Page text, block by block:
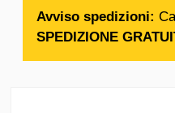
Avviso spedizioni:
SPEDIZIONE